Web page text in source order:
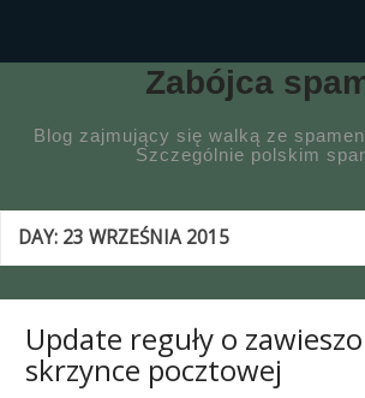
Zabójca
Blog zajmujący się walką ze
Szczególnie polskim
DAY: 23 WRZEŚNIA 2015
Update reguły o
skrzynce pocztowej